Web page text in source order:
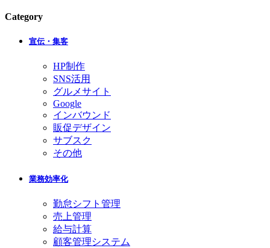
Category
宣伝・集客
HP制作
SNS活用
グルメサイト
Google
インバウンド
販促デザイン
サブスク
その他
業務効率化
勤怠シフト管理
売上管理
給与計算
顧客管理システム